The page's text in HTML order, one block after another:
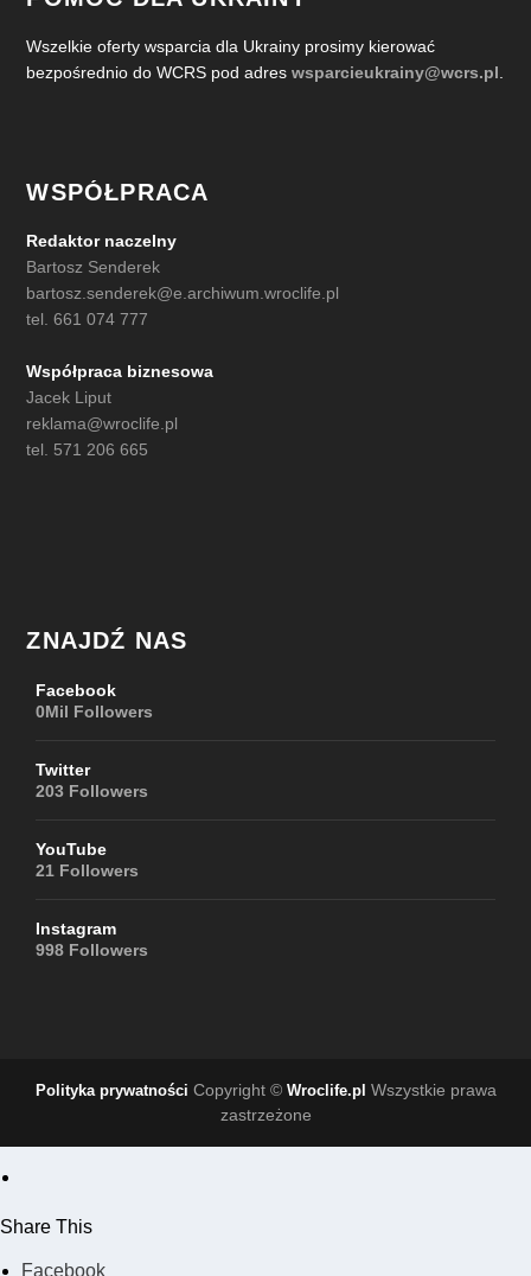
Wszelkie oferty wsparcia dla Ukrainy prosimy kierować
bezpośrednio do WCRS pod adreswsparcieukrainy@wcrs.pl
WSPÓŁPRACA
Redaktor naczelny
Bartosz Senderek
bartosz.senderek@e.archiwum.wroclife.pl
tel. 661 074 777
Współpraca biznesowa
Jacek Liput
reklama@wroclife.pl
tel. 571 206 665
ZNAJDŹ NAS
Facebook
0Mil Followers
Twitter
203 Followers
YouTube
21 Followers
Instagram
998 Followers
Polityka prywatności Copyright © Wroclife.pl Wszystkie prawa
zastrzeżone
Share This
Facebook